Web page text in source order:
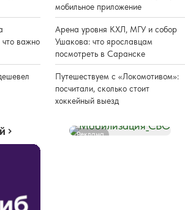
что важно
мобильное приложение
Арена уровня КХЛ, МГУ и собор
Ушакова: что ярославцам
посмотреть в Саранске
Путешествуем с «Локомотивом»:
посчитали, сколько стоит
хоккейный выезд
Реклама